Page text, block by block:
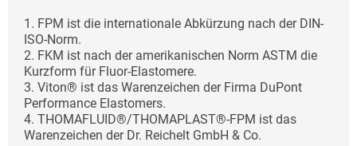
1. FPM ist die internationale Abkürzung nach der DIN-
ISO-Norm.
2. FKM ist nach der amerikanischen Norm ASTM die
Kurzform für Fluor-Elastomere.
3. Viton® ist das Warenzeichen der Firma DuPont
Performance Elastomers.
4. THOMAFLUID®/THOMAPLAST®-FPM ist das
Warenzeichen der Dr. Reichelt GmbH & Co.